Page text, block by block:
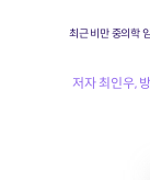
최근 비만 중의학
저자 최인우,